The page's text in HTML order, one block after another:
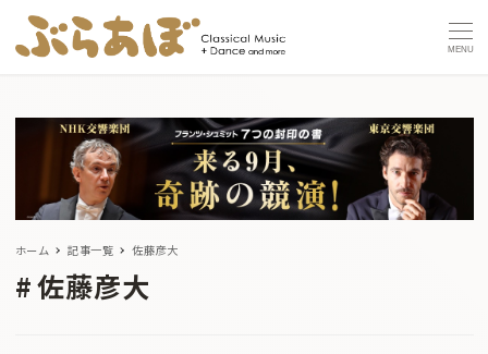
MENU
ホーム 記事一覧 佐藤彦大
佐藤彦大